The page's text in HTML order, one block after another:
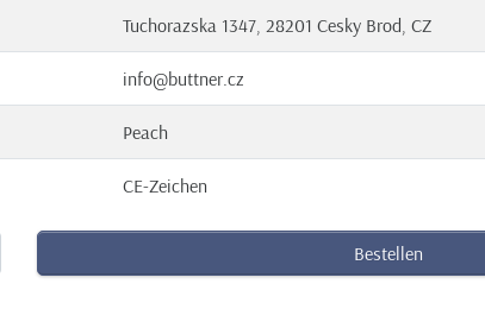
Tuchorazska 1347, 28201 Cesky Brod, CZ
info@buttner.cz
Peach
CE-Zeichen
Bestellen